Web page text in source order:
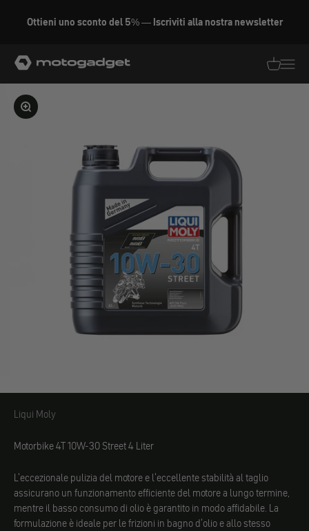
Ottieni uno sconto del 5% — Iscriviti alla nostra newsletter
motogadget GmbH
Ingrandire l'immagine
Liqui Moly
Liqui Moly
Motorbike 4T 10W-30 Street 4 Liter
L'eccezionale pulizia del motore e l'eccellente stabilità al taglio
assicurano un funzionamento efficiente del motore a lungo termine,
mentre il basso consumo di olio è garantito in modo affidabile. La
formulazione è ideale per le frizioni in bagno d'olio e allo stesso